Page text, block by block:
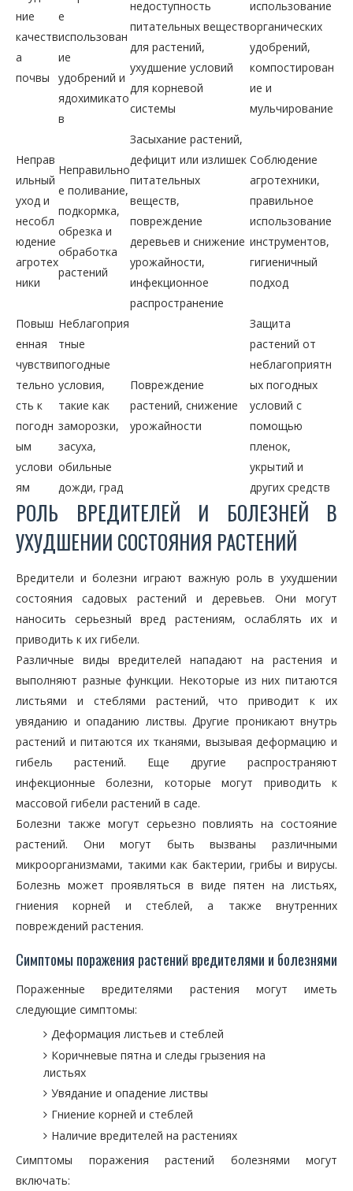
ние
качеств
а
почвы
е
использован
ие
удобрений и
ядохимикато
в
недоступность
питательных веществ
для растений,
ухудшение условий
для корневой
системы
использование
органических
удобрений,
компостирован
ие и
мульчирование
Неправ
ильный
уход и
несобл
юдение
агротех
ники
Неправильно
е поливание,
подкормка,
обрезка и
обработка
растений
Засыхание растений,
дефицит или излишек
питательных
веществ,
повреждение
деревьев и снижение
урожайности,
инфекционное
распространение
Соблюдение
агротехники,
правильное
использование
инструментов,
гигиеничный
подход
Повыш
енная
чувстви
тельно
сть к
погодн
ым
услови
ям
Неблагоприя
тные
погодные
условия,
такие как
заморозки,
засуха,
обильные
дожди, град
Повреждение
растений, снижение
урожайности
Защита
растений от
неблагоприятн
ых погодных
условий с
помощью
пленок,
укрытий и
других средств
РОЛЬ ВРЕДИТЕЛЕЙ И БОЛЕЗНЕЙ В
УХУДШЕНИИ СОСТОЯНИЯ РАСТЕНИЙ
Вредители и болезни играют важную роль в ухудшении
состояния садовых растений и деревьев. Они могут
наносить серьезный вред растениям, ослаблять их и
приводить к их гибели.
Различные виды вредителей нападают на растения и
выполняют разные функции. Некоторые из них питаются
листьями и стеблями растений, что приводит к их
увяданию и опаданию листвы. Другие проникают внутрь
растений и питаются их тканями, вызывая деформацию и
гибель растений. Еще другие распространяют
инфекционные болезни, которые могут приводить к
массовой гибели растений в саде.
Болезни также могут серьезно повлиять на состояние
растений. Они могут быть вызваны различными
микроорганизмами, такими как бактерии, грибы и вирусы.
Болезнь может проявляться в виде пятен на листьях,
гниения корней и стеблей, а также внутренних
повреждений растения.
Симптомы поражения растений вредителями и болезнями
Пораженные вредителями растения могут иметь
следующие симптомы:
Деформация листьев и стеблей
Коричневые пятна и следы грызения на
листьях
Увядание и опадение листвы
Гниение корней и стеблей
Наличие вредителей на растениях
Симптомы поражения растений болезнями могут
включать: